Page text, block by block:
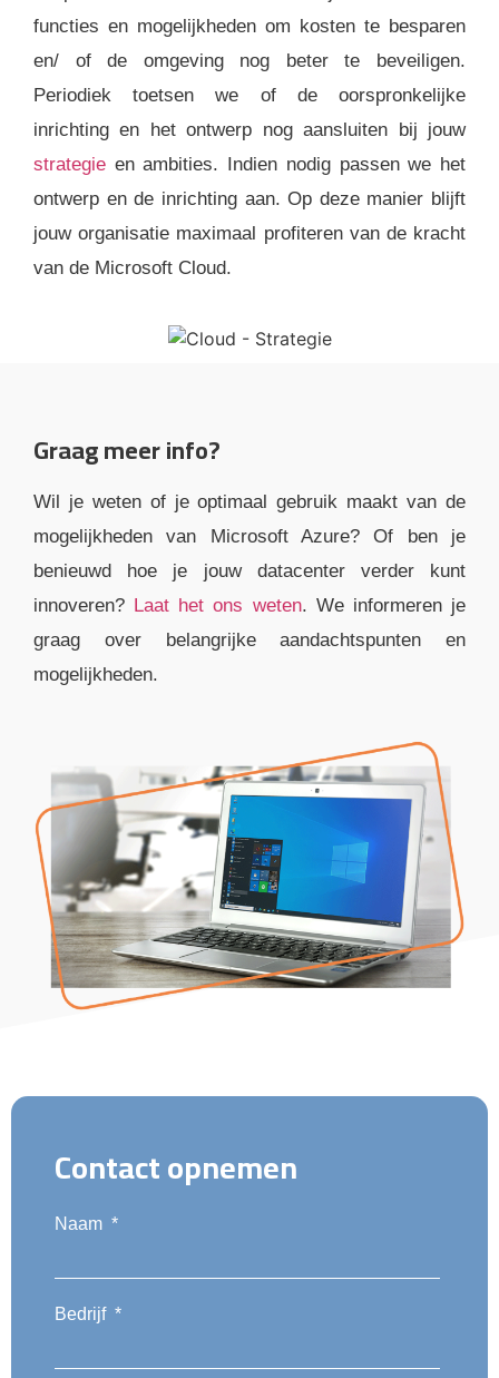
functies en mogelijkheden om kosten te besparen
en/ of de omgeving nog beter te beveiligen.
Periodiek toetsen we of de oorspronkelijke
inrichting en het ontwerp nog aansluiten bij jouw
strategie en ambities. Indien nodig passen we het
ontwerp en de inrichting aan. Op deze manier blijft
jouw organisatie maximaal profiteren van de kracht
van de Microsoft Cloud.
Graag meer info?
Wil je weten of je optimaal gebruik maakt van de
mogelijkheden van Microsoft Azure? Of ben je
benieuwd hoe je jouw datacenter verder kunt
innoveren? Laat het ons weten. We informeren je
graag over belangrijke aandachtspunten en
mogelijkheden.
Contact opnemen
Naam *
Bedrijf *